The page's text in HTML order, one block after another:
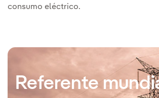
consumo eléctrico.
Referente